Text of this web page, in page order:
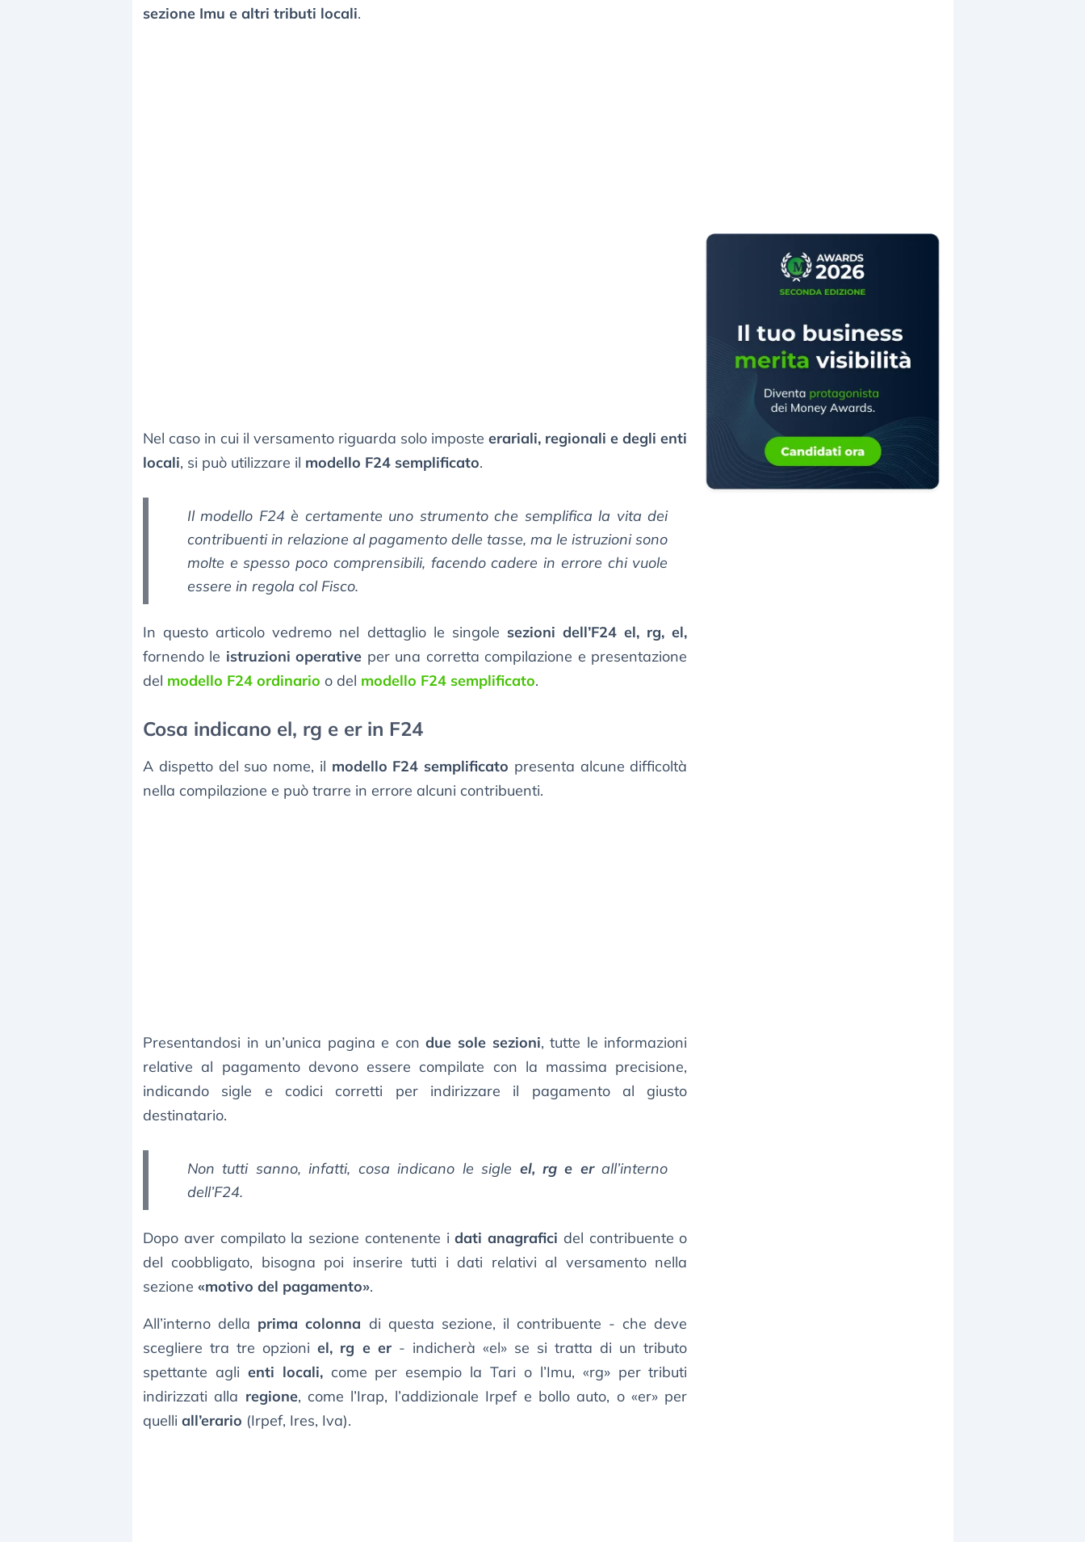
sezione Imu e altri tributi locali.
Nel caso in cui il versamento riguarda solo imposteerariali, regionali e degli enti
locali, si può utilizzare il modello F24 semplificato.
Il modello F24 è certamente uno strumento che semplifica la vita dei
contribuenti in relazione al pagamento delle tasse, ma le istruzioni sono
molte e spesso poco comprensibili, facendo cadere in errore chi vuole
essere in regola col Fisco.
In questo articolo vedremo nel dettaglio le singole sezioni dell’F24 el, rg, el,
fornendo le istruzioni operative per una corretta compilazione e presentazione
del modello F24 ordinario o del modello F24 semplificato.
Cosa indicano el, rg e er in F24
A dispetto del suo nome, il modello F24 semplificato presenta alcune difficoltà
nella compilazione e può trarre in errore alcuni contribuenti.
Presentandosi in un’unica pagina e con due sole sezioni, tutte le informazioni
relative al pagamento devono essere compilate con la massima precisione,
indicando sigle e codici corretti per indirizzare il pagamento al giusto
destinatario.
Non tutti sanno, infatti, cosa indicano le sigle el, rg e erall’interno
dell’F24.
Dopo aver compilato la sezione contenente idati anagrafici del contribuente o
del coobbligato, bisogna poi inserire tutti i dati relativi al versamento nella
sezione «motivo del pagamento».
All’interno della prima colonna di questa sezione, il contribuente - che deve
scegliere tra tre opzioniel, rg e er - indicherà «el» se si tratta di un tributo
spettante agli enti locali,come per esempio la Tari o l’Imu, «rg» per tributi
indirizzati alla regione, come l’Irap, l’addizionale Irpef e bollo auto, o «er» per
quelli all’erario (Irpef, Ires, Iva).